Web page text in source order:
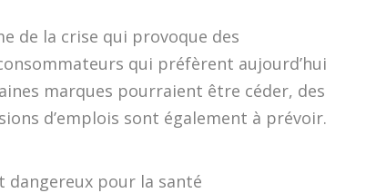
de la crise qui provoque des
qui préfèrent aujourd’hui
marques pourraient être céder, des
d’emplois sont également à prévoir.
dangereux pour la santé